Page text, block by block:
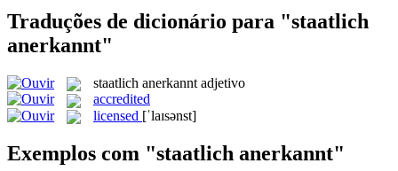
Traduções de dicionário para "staatlich
anerkannt"
staatlich anerkannt adjetivo
accredited
licensed [ˈlaɪsənst]
Exemplos com "staatlich anerkannt"